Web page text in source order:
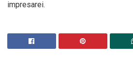
impresarei.